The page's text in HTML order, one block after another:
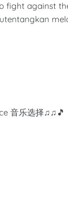
fight against
音乐选择♫♫🎵